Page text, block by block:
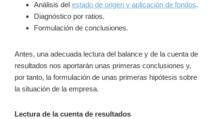
Análisis del estado de origen y aplicación de fondos.
Diagnóstico por ratios.
Formulación de conclusiones.
Antes, una adecuada lectura del balance y de la cuenta de
resultados nos aportarán unas primeras conclusiones y,
por tanto, la formulación de unas primeras hipótesis sobre
la situación de la empresa.
Lectura de la cuenta de resultados